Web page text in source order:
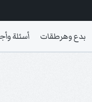
بدع وهرطقات أسئلة